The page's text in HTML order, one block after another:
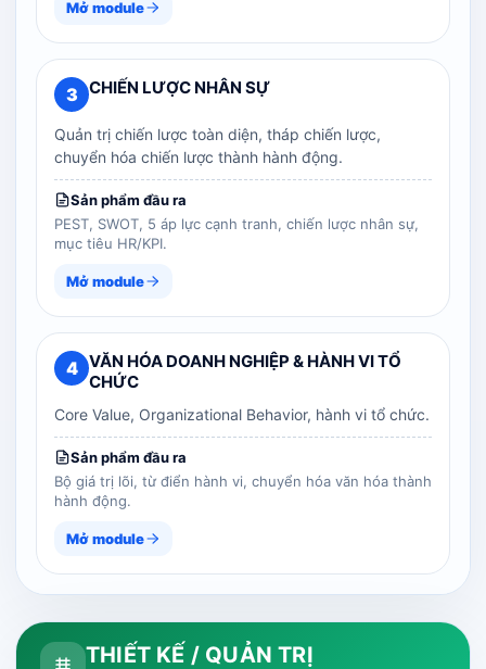
Mở module
3 CHIẾN LƯỢC NHÂN SỰ
Quản trị chiến lược toàn diện, tháp chiến lược,
chuyển hóa chiến lược thành hành động.
Sản phẩm đầu ra
PEST, SWOT, 5 áp lực cạnh tranh, chiến lược nhân sự,
mục tiêu HR/KPI.
Mở module
4 VĂN HÓA DOANH NGHIỆP & HÀNH VI TỔ
CHỨC
Core Value, Organizational Behavior, hành vi tổ chức.
Sản phẩm đầu ra
Bộ giá trị lõi, từ điển hành vi, chuyển hóa văn hóa thành
hành động.
Mở module
THIẾT KẾ / QUẢN TRỊ